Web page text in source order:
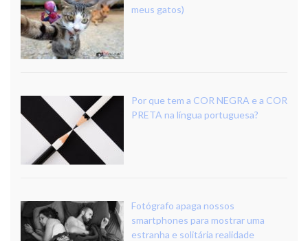
meus gatos)
Por que tem a COR NEGRA e a COR
PRETA na língua portuguesa?
Fotógrafo apaga nossos
smartphones para mostrar uma
estranha e solitária realidade